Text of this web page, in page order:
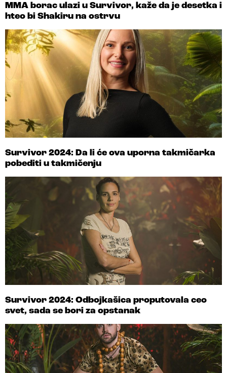
MMA borac ulazi u Survivor, kaže da je desetka i
hteo bi Shakiru na ostrvu
Survivor 2024: Da li će ova uporna takmičarka
pobediti u takmičenju
Survivor 2024: Odbojkašica proputovala ceo
svet, sada se bori za opstanak